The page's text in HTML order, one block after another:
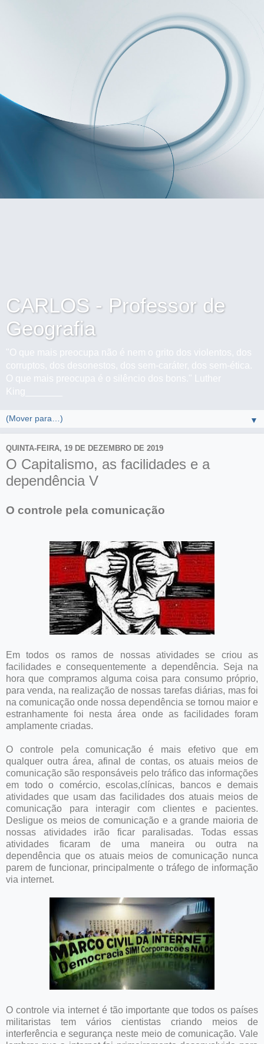
CARLOS - Professor de
Geografia
"O que mais preocupa não é nem o grito dos violentos, dos
corruptos, dos desonestos, dos sem-caráter, dos sem-ética.
O que mais preocupa é o silêncio dos bons." Luther
King_______
▼
QUINTA-FEIRA, 19 DE DEZEMBRO DE 2019
O Capitalismo, as facilidades e a
dependência V
O controle pela comunicação
Em todos os ramos de nossas atividades se criou as
facilidades e consequentemente a dependência. Seja na
hora que compramos alguma coisa para consumo próprio,
para venda, na realização de nossas tarefas diárias, mas foi
na comunicação onde nossa dependência se tornou maior e
estranhamente foi nesta área onde as facilidades foram
amplamente criadas.
O controle pela comunicação é mais efetivo que em
qualquer outra área, afinal de contas, os atuais meios de
comunicação são responsáveis pelo tráfico das informações
em todo o comércio, escolas,clínicas, bancos e demais
atividades que usam das facilidades dos atuais meios de
comunicação para interagir com clientes e pacientes.
Desligue os meios de comunicação e a grande maioria de
nossas atividades irão ficar paralisadas. Todas essas
atividades ficaram de uma maneira ou outra na
dependência que os atuais meios de comunicação nunca
parem de funcionar, principalmente o tráfego de informação
via internet.
O controle via internet é tão importante que todos os países
militaristas tem vários cientistas criando meios de
interferência e segurança neste meio de comunicação. Vale